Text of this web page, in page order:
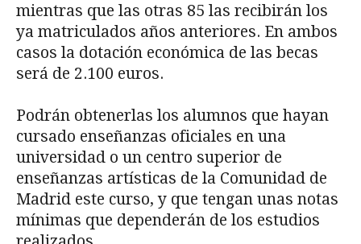
mientras que las otras 85 las recibirán los
ya matriculados años anteriores. En ambos
casos la dotación económica de las becas
será de 2.100 euros.
Podrán obtenerlas los alumnos que hayan
cursado enseñanzas oficiales en una
universidad o un centro superior de
enseñanzas artísticas de la Comunidad de
Madrid este curso, y que tengan unas notas
mínimas que dependerán de los estudios